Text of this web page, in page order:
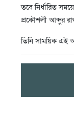
তবে নির্ধারিত
প্রকৌশলী আব্দুর
তিনি সাময়িক এই